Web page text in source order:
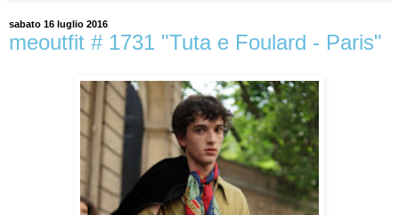
sabato 16 luglio 2016
meoutfit # 1731 "Tuta e Foulard - Paris"